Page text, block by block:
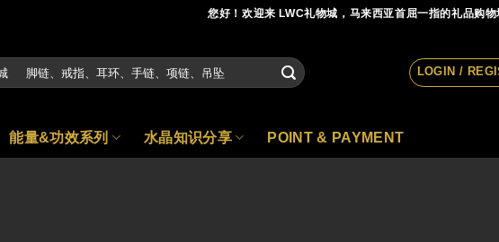
您好！欢迎来 LWC礼物城，马来西亚首屈一指的礼品购
LOGIN /
能量&功效系列 水晶知识分享 POINT & PAYMENT